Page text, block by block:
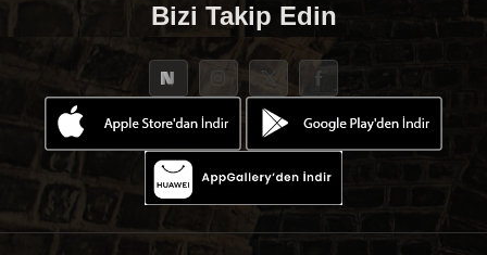
Bizi Takip Edin